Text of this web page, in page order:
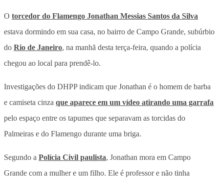
O torcedor do Flamengo Jonathan Messias Santos da Silva
estava dormindo em sua casa, no bairro de Campo Grande, subúrbio
do Rio de Janeiro, na manhã desta terça-feira, quando a polícia
chegou ao local para prendê-lo.
Investigações do DHPP indicam que Jonathan é o homem de barba
e camiseta cinza que aparece em um vídeo atirando uma garrafa
pelo espaço entre os tapumes que separavam as torcidas do
Palmeiras e do Flamengo durante uma briga.
Segundo a Polícia Civil paulista, Jonathan mora em Campo
Grande com a mulher e um filho. Ele é professor e não tinha